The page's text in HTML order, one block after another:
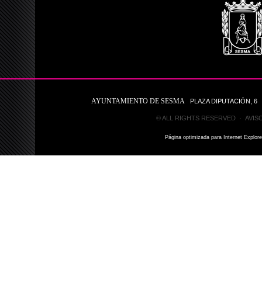
AYUNTAMIENTO DE SESMA PLAZA DIPUTACIÓN, 6
© ALL RIGHTS RESERVED ·
Página optimizada para Internet